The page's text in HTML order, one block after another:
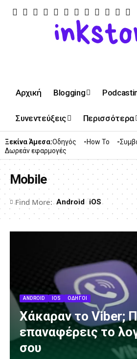
Αρχική Blogging
Συνεντεύξεις Περισσότερα
Ξεκίνα Άμεσα:Οδηγός How To
Δωρεάν εφαρμογές
Mobile
Find More: Android iOS
ANDROID IOS ΟΔΗΓΟΊ
Χάκαραν το Viber;
επαναφέρεις το
σου